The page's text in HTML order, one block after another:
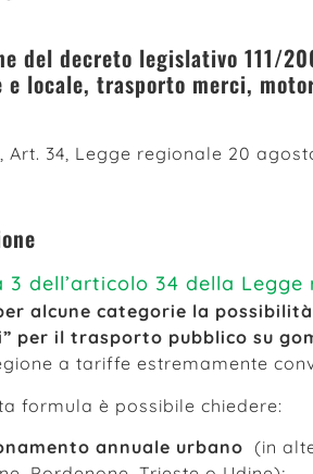
del decreto legislativo 111/
e locale, trasporto merci,
Art. 34, Legge regionale 20
3 dell’articolo 34 della
alcune categorie la
per il trasporto pubblico su
a tariffe estremamente
formula è possibile chiedere:
annuale urbano (in